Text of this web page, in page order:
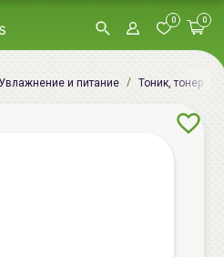
0 0
Увлажнение и питание Тоник, тонер